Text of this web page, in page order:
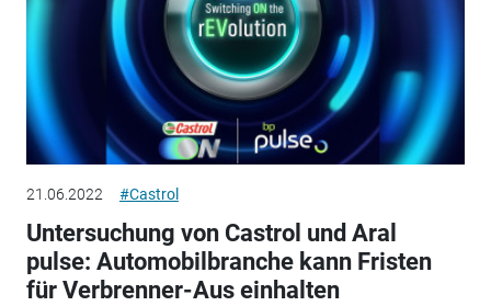
21.06.2022 #Castrol
Untersuchung von Castrol und Aral
pulse: Automobilbranche kann Fristen
für Verbrenner-Aus einhalten